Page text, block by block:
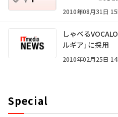
2010年08月31日
しゃべる
ルギア」に採用
2010年02月25日
Special